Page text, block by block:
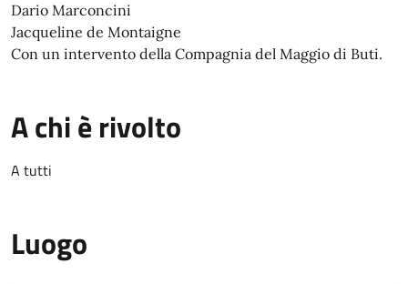
Dario Marconcini
Jacqueline de Montaigne
Con un intervento della Compagnia del Maggio di Buti.
A chi è rivolto
A tutti
Luogo